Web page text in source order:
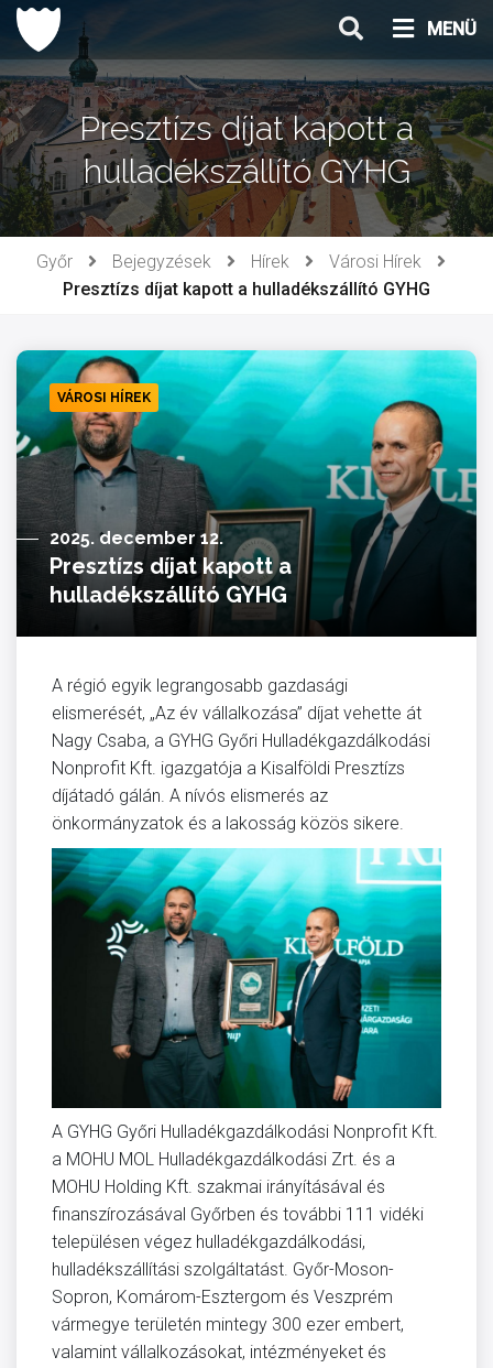
Ugrás
tartalomhoz
MENÜ
Presztízs díjat kapott a
hulladékszállító GYHG
Győr Bejegyzések Hírek
Városi Hírek
Presztízs díjat kapott a hulladékszállító GYHG
VÁROSI HÍREK
2025. december 12.
Presztízs díjat kapott a
hulladékszállító GYHG
A régió egyik legrangosabb gazdasági
elismerését, „Az év vállalkozása” díjat vehette át
Nagy Csaba, a GYHG Győri Hulladékgazdálkodási
Nonprofit Kft. igazgatója a Kisalföldi Presztízs
díjátadó gálán. A nívós elismerés az
önkormányzatok és a lakosság közös sikere.
A GYHG Győri Hulladékgazdálkodási Nonprofit Kft.
a MOHU MOL Hulladékgazdálkodási Zrt. és a
MOHU Holding Kft. szakmai irányításával és
finanszírozásával Győrben és további 111 vidéki
településen végez hulladékgazdálkodási,
hulladékszállítási szolgáltatást. Győr-Moson-
Sopron, Komárom-Esztergom és Veszprém
vármegye területén mintegy 300 ezer embert,
valamint vállalkozásokat, intézményeket és